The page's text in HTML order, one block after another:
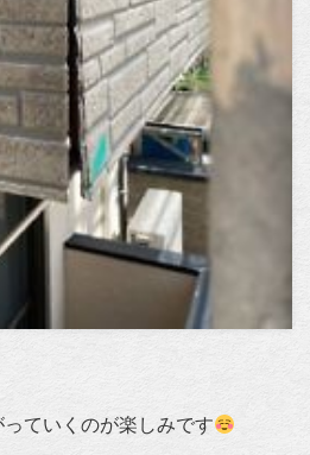
ていくのが楽しみです